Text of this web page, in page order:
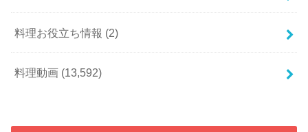
料理お役立ち情報 (2)
料理動画 (13,592)